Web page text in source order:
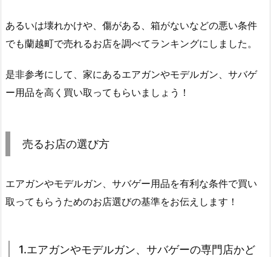
あるいは壊れかけや、傷がある、箱がないなどの悪い条件
でも蘭越町で売れるお店を調べてランキングにしました。
是非参考にして、家にあるエアガンやモデルガン、サバゲ
ー用品を高く買い取ってもらいましょう！
売るお店の選び方
エアガンやモデルガン、サバゲー用品を有利な条件で買い
取ってもらうためのお店選びの基準をお伝えします！
1.エアガンやモデルガン、サバゲーの専門店かど